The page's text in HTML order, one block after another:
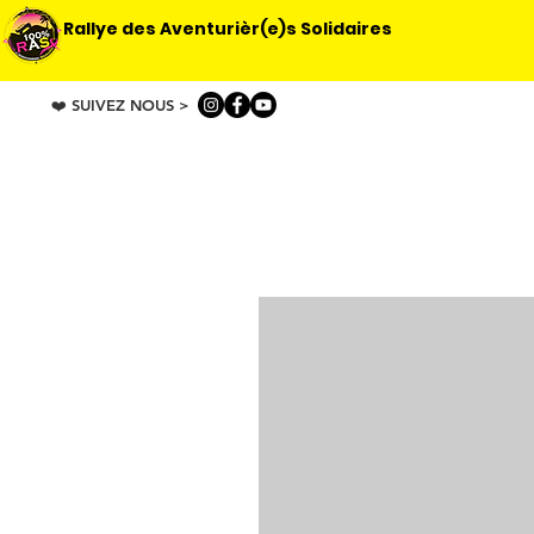
Rallye des Aventurièr(e)s Solidaires
❤️ SUIVEZ NOUS >